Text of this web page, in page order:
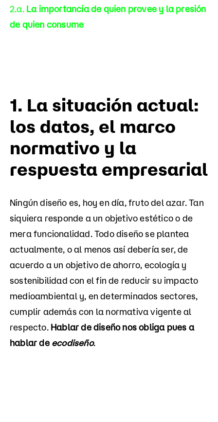
2.a. La importancia de quien provee y la presión
de quien consume
1. La situación actual:
los datos, el marco
normativo y la
respuesta empresarial
Ningún diseño es, hoy en día, fruto del azar. Tan
siquiera responde a un objetivo estético o de
mera funcionalidad. Todo diseño se plantea
actualmente, o al menos así debería ser, de
acuerdo a un objetivo de ahorro, ecología y
sostenibilidad con el fin de reducir su impacto
medioambiental y, en determinados sectores,
cumplir además con la normativa vigente al
respecto. Hablar de diseño nos obliga pues a
hablar de ecodiseño.